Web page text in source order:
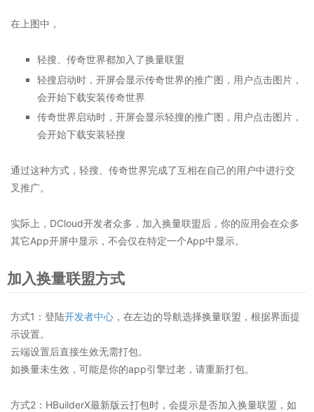
在上图中，
轻搜、传奇世界都加入了换量联盟
轻搜启动时，开屏会显示传奇世界的推广图，用户点击图片，
会开始下载安装传奇世界
传奇世界启动时，开屏会显示轻搜的推广图，用户点击图片，
会开始下载安装轻搜
通过这种方式，轻搜、传奇世界完成了互相在自己的用户中进行交
叉推广。
实际上，DCloud开发者众多，加入换量联盟后，你的应用会在众多
其它App开屏中显示，不会仅在特定一个App中显示。
加入换量联盟方式
方式1：登陆开发者中心 ，在左边的导航选择换量联盟，根据界面提
示设置。
云端设置后直接生效无需打包。
如换量未生效，可能是你的app引擎过老，请重新打包。
方式2：HBuilderX最新版云打包时，会提示是否加入换量联盟，如